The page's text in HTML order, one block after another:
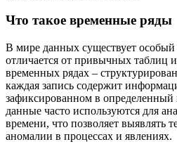
Что такое временные ряды
В мире данных существует
отличается от привычных таблиц
временных рядах –
каждая запись содержит
зафиксированном в
данные часто используются для
времени, что позволяет выявлять
аномалии в процессах и явлениях.